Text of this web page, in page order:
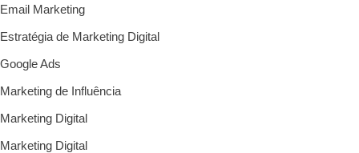
Email Marketing
Estratégia de Marketing Digital
Google Ads
Marketing de Influência
Marketing Digital
Marketing Digital